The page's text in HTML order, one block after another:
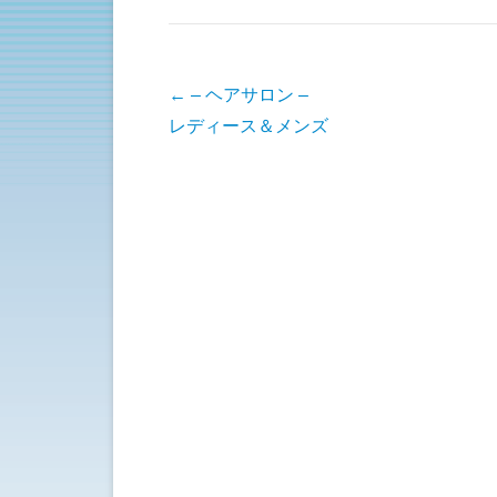
t
有
新
し
有
ク
リ
ッ
ク
投稿ナビゲーション
← – ヘアサロン –
レディース＆メンズ